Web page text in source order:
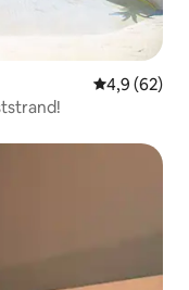
Gemiddelde
4,9 (62)